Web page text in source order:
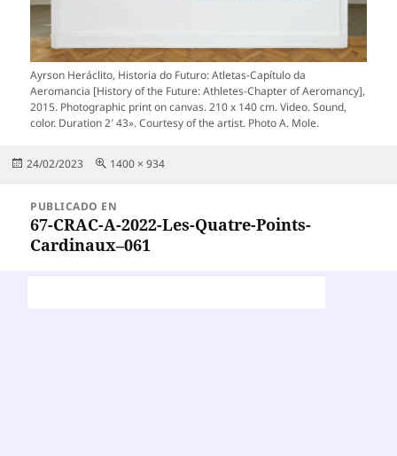
Ayrson Heráclito, Historia do Futuro: Atletas-Capítulo da
Aeromancia [History of the Future: Athletes-Chapter of Aeromancy],
2015. Photographic print on canvas. 210 x 140 cm. Video. Sound,
color. Duration 2′ 43». Courtesy of the artist. Photo A. Mole.
Publicado
24/02/2023
Tamaño
1400 × 934
entradas
PUBLICADO EN
67-CRAC-A-2022-Les-Quatre-Points-
Cardinaux–061